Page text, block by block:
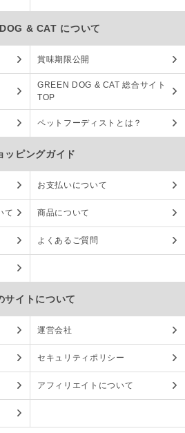
& CAT について
賞味期限公開
GREEN DOG & CAT 総合サイト
TOP
ペットフーディストとは？
ッピングガイド
お支払いについて
て 商品について
よくあるご質問
サイトについて
運営会社
セキュリティポリシー
アフィリエイトについて